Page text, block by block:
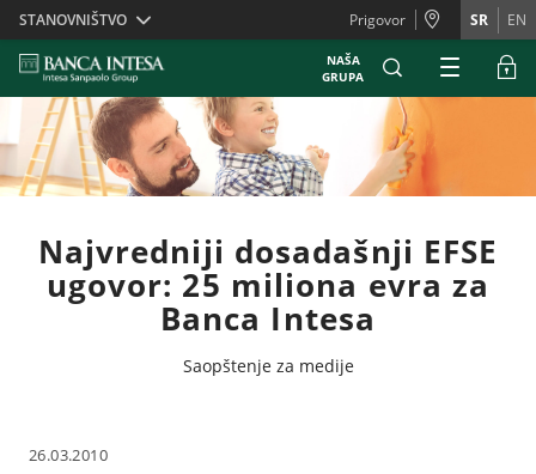
Skiplinks
STANOVNIŠTVO Prigovor SR EN
NAŠA
GRUPA
Najvredniji dosadašnji EFSE
ugovor: 25 miliona evra za
Banca Intesa
Saopštenje za medije
26.03.2010